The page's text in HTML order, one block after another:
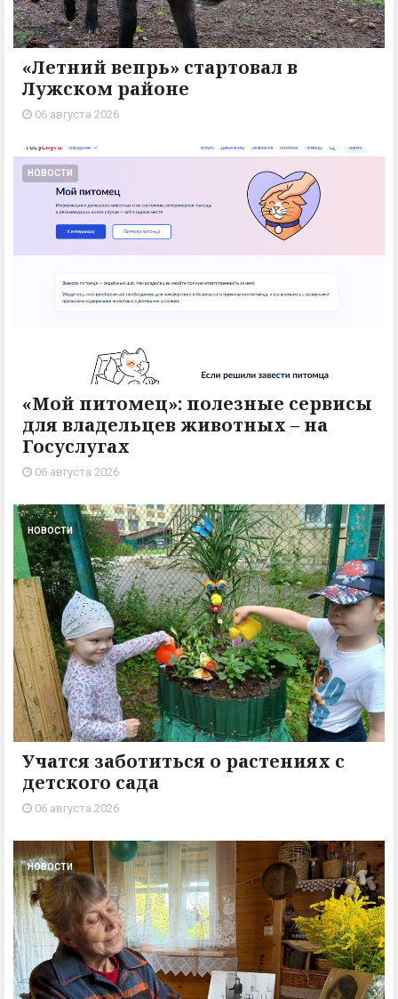
«Летний вепрь» стартовал в
Лужском районе
06 августа 2026
НОВОСТИ
«Мой питомец»: полезные сервисы
для владельцев животных – на
Госуслугах
06 августа 2026
НОВОСТИ
Учатся заботиться о растениях с
детского сада
06 августа 2026
НОВОСТИ